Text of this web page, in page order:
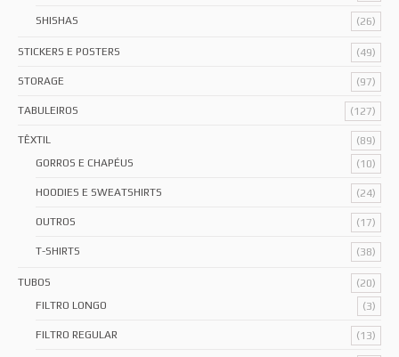
SHISHAS (26)
STICKERS E POSTERS (49)
STORAGE (97)
TABULEIROS (127)
TÊXTIL
(89)
GORROS E CHAPÉUS
(10)
HOODIES E SWEATSHIRTS (24)
OUTROS (17)
T-SHIRTS (38)
TUBOS
(20)
FILTRO LONGO
(3)
FILTRO REGULAR (13)